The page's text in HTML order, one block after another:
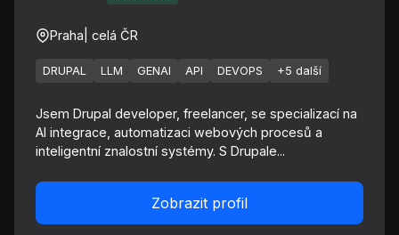
Praha | celá ČR
DRUPAL LLM GENAI API DEVOPS +5 další
Jsem Drupal developer, freelancer, se specializací na
AI integrace, automatizaci webových procesů a
inteligentní znalostní systémy. S Drupale...
Zobrazit profil